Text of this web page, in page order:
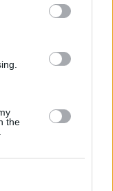
este sitio web o
the